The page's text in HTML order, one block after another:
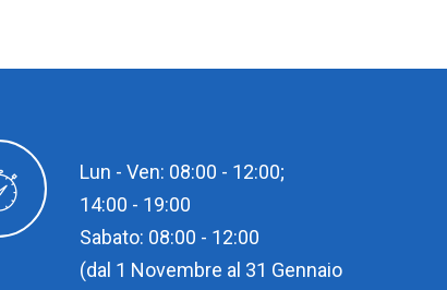
Lun - Ven: 08:00 - 12:00;
14:00 - 19:00
Sabato: 08:00 - 12:00
(dal 1 Novembre al 31 Gennaio